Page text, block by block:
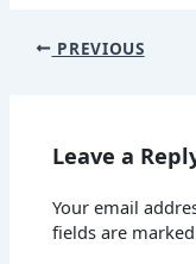
PREVIOUS
Leave a
Your email
fields are